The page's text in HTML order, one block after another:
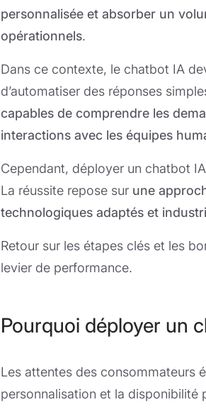
personnalisée et absorber un
opérationnels.
Dans ce contexte, le chatbot IA
d’automatiser des réponses
capables de comprendre les
interactions avec les équipes
Cependant, déployer un chatbot
La réussite repose sur une
technologiques adaptés et
Retour sur les étapes clés et les
levier de performance.
Pourquoi déployer un
Les attentes des consommateurs
personnalisation et la disponibilité